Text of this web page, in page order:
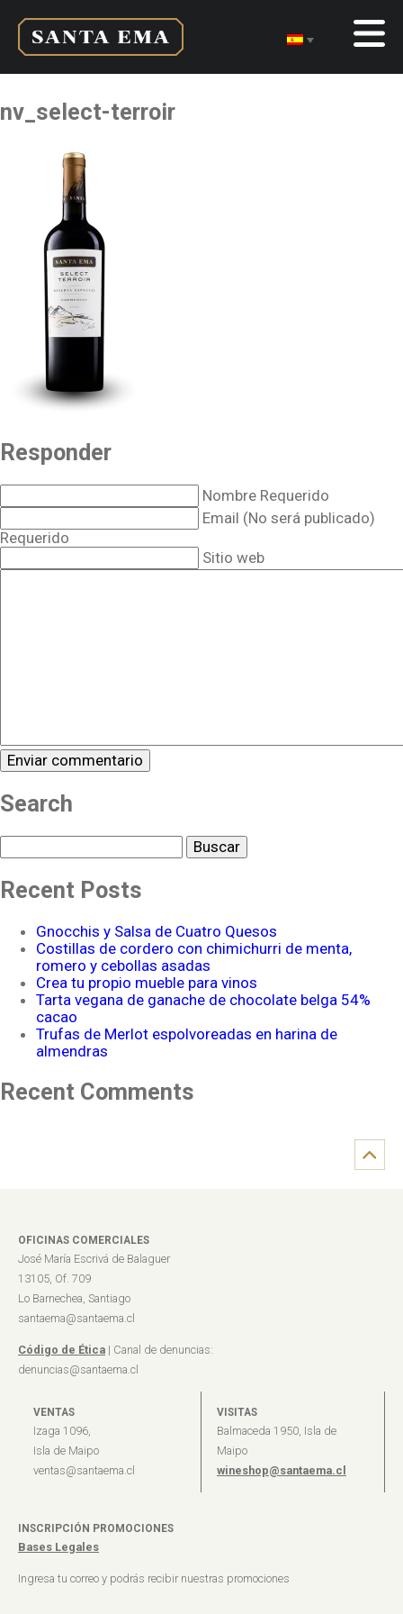
nv_select-terroir
Responder
Nombre Requerido
Email (No será publicado)
Requerido
Sitio web
Search
Recent Posts
Gnocchis y Salsa de Cuatro Quesos
Costillas de cordero con chimichurri de menta,
romero y cebollas asadas
Crea tu propio mueble para vinos
Tarta vegana de ganache de chocolate belga 54%
cacao
Trufas de Merlot espolvoreadas en harina de
almendras
Recent Comments
OFICINAS COMERCIALES
José María Escrivá de Balaguer
13105, Of. 709
Lo Barnechea, Santiago
santaema@santaema.cl
Código de Ética | Canal de denuncias:
denuncias@santaema.cl
VENTAS
Izaga 1096,
Isla de Maipo
ventas@santaema.cl
VISITAS
Balmaceda 1950, Isla de
Maipo
wineshop@santaema.cl
INSCRIPCIÓN PROMOCIONES
Bases Legales
Ingresa tu correo y podrás recibir nuestras promociones